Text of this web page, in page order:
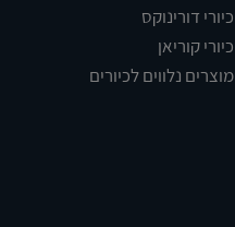
כיורי דורינוקס
כיורי קוריאן
מוצרים נלווים לכיורים